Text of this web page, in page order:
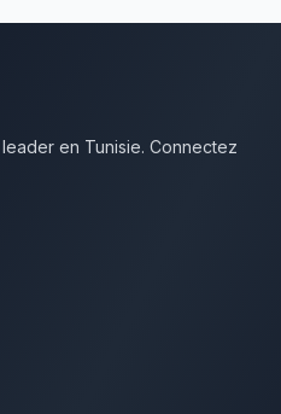
en Tunisie. Connectez